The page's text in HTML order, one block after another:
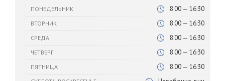
ПОНЕДЕЛЬНИК 8:00 — 16:30
ВТОРНИК 8:00 — 16:30
СРЕДА 8:00 — 16:30
ЧЕТВЕРГ 8:00 — 16:30
ПЯТНИЦА 8:00 — 16:30